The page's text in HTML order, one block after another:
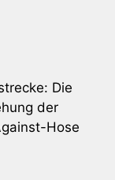
Die
der
Hose